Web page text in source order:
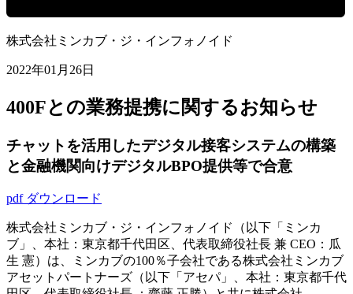
株式会社ミンカブ・ジ・インフォノイド
2022年01月26日
400Fとの業務提携に関するお知らせ
チャットを活用したデジタル接客システムの構築
と金融機関向けデジタルBPO提供等で合意
pdf ダウンロード
株式会社ミンカブ・ジ・インフォノイド（以下「ミンカ
ブ」、本社：東京都千代田区、代表取締役社長 兼 CEO：瓜
生 憲）は、ミンカブの100％子会社である株式会社ミンカブ
アセットパートナーズ（以下「アセパ」、本社：東京都千代